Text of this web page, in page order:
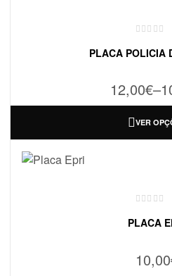
PLACA POLICIA
–
12,00€
VER
PLACA
10,00